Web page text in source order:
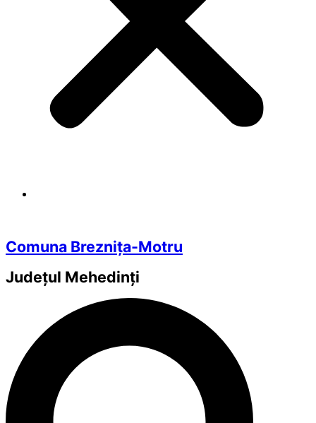
Comuna Breznița-Motru
Județul Mehedinți